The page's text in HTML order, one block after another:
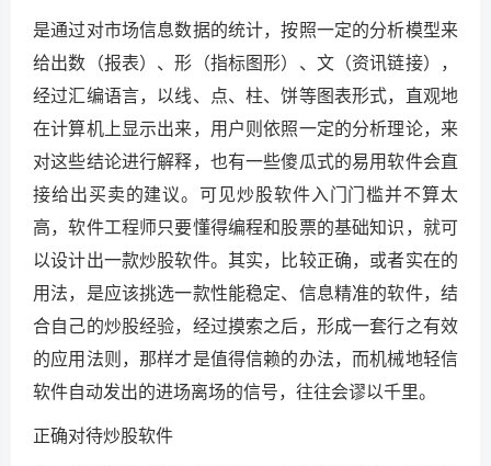
是通过对市场信息数据的统计，按照一定的分析模型来
给出数（报表）、形（指标图形）、文（资讯链接），
经过汇编语言，以线、点、柱、饼等图表形式，直观地
在计算机上显示出来，用户则依照一定的分析理论，来
对这些结论进行解释，也有一些傻瓜式的易用软件会直
接给出买卖的建议。可见炒股软件入门门槛并不算太
高，软件工程师只要懂得编程和股票的基础知识，就可
以设计出一款炒股软件。其实，比较正确，或者实在的
用法，是应该挑选一款性能稳定、信息精准的软件，结
合自己的炒股经验，经过摸索之后，形成一套行之有效
的应用法则，那样才是值得信赖的办法，而机械地轻信
软件自动发出的进场离场的信号，往往会谬以千里。
正确对待炒股软件